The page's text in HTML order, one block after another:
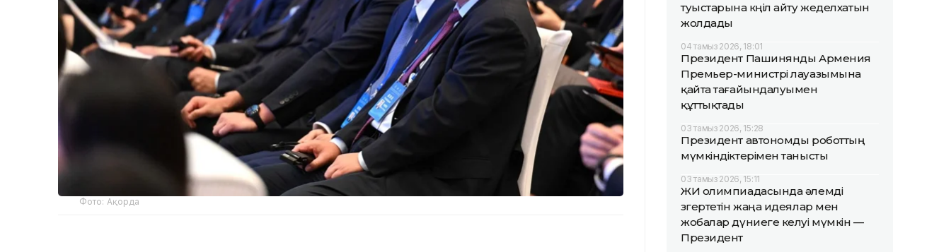
Фото: Ақорда
туыстарына көңіл айту жеделхатын
жолдады
04 тамыз 2026, 18:01
Президент Пашинянды Армения
Премьер-министрі лауазымына
қайта тағайындалуымен
құттықтады
03 тамыз 2026, 15:28
Президент автономды роботтың
мүмкіндіктерімен танысты
03 тамыз 2026, 15:11
ЖИ олимпиадасында әлемді
өзгертетін жаңа идеялар мен
жобалар дүниеге келуі мүмкін —
Президент